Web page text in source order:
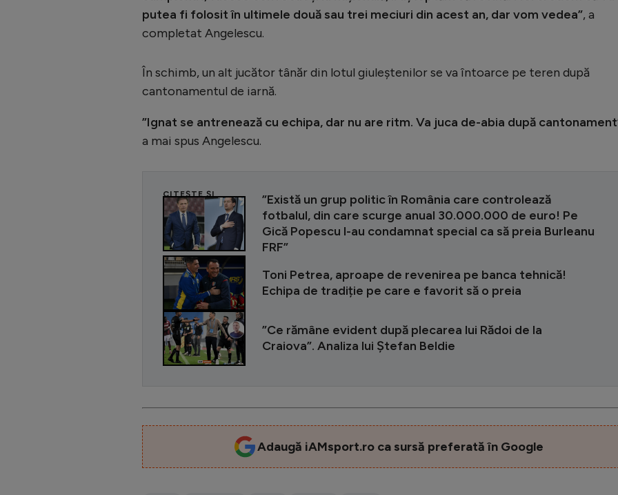
putea fi folosit în ultimele două sau trei meciuri din acest an, dar vom vedea”, a
completat Angelescu.
În schimb, un alt jucător tânăr din lotul giuleștenilor se va întoarce pe teren după
cantonamentul de iarnă.
”Ignat se antrenează cu echipa, dar nu are ritm. Va juca de-abia după
a mai spus Angelescu.
CITEȘTE ȘI
”Există un grup politic în România care controlează
fotbalul, din care scurge anual 30.000.000 de euro! Pe
Gică Popescu l-au condamnat special ca să preia Burleanu
FRF”
Toni Petrea, aproape de revenirea pe banca tehnică!
Echipa de tradiție pe care e favorit să o preia
”Ce rămâne evident după plecarea lui Rădoi de la
Craiova”. Analiza lui Ștefan Beldie
Adaugă iAMsport.ro ca sursă preferată în Google